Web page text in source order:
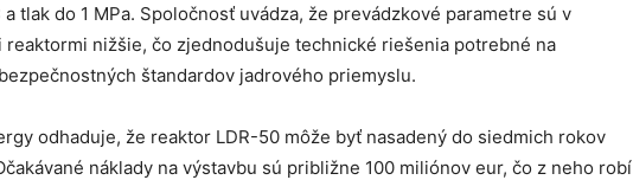
tlak do 1 MPa. Spoločnosť uvádza, že prevádzkové parametre sú v
reaktormi nižšie, čo zjednodušuje technické riešenia potrebné na
štandardov jadrového priemyslu.
odhaduje, že reaktor LDR-50 môže byť nasadený do siedmich rokov
náklady na výstavbu sú približne 100 miliónov eur, čo z neho robí